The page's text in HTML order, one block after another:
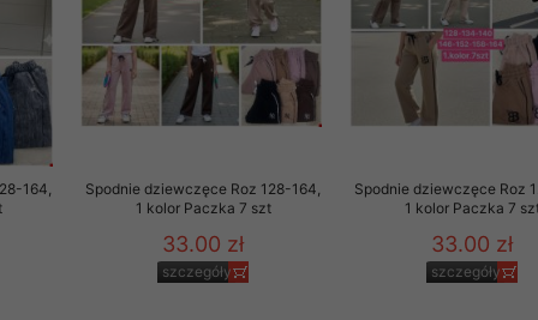
164,
Spodnie dziewczęce Roz 128-164,
1 kolor Paczka 7 szt
33.00 zł
szczegóły
Spodnie dziewczęce Roz
1 kolor Paczka 7
33.00 zł
szczegóły
przez OMEZ
wycofanie zgody nie
oraz usunięcia
zautomatyzowanemu
Twoich